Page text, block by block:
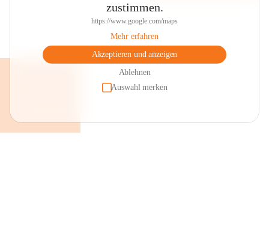
zustimmen.
https://www.google.com/maps
Mehr erfahren
Akzeptieren und anzeigen
Ablehnen
Auswahl merken